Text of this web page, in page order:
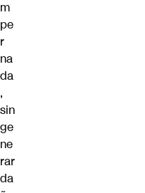
m
pe
r
na
da
,
sin
ge
ne
rar
da